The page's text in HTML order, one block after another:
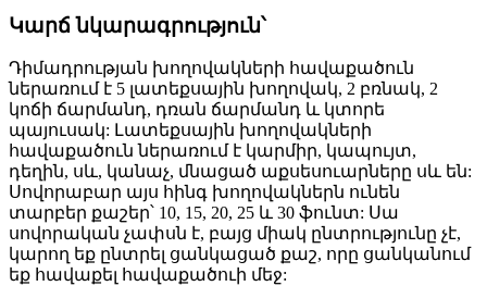
Կարճ նկարագրություն՝
Դիմադրության խողովակների հավաքածուն
ներառում է 5 լատեքսային խողովակ, 2 բռնակ, 2
կոճի ճարմանդ, դռան ճարմանդ և կտորե
պայուսակ: Լատեքսային խողովակների
հավաքածուն ներառում է կարմիր, կապույտ,
դեղին, սև, կանաչ, մնացած աքսեսուարները սև են:
Սովորաբար այս հինգ խողովակներն ունեն
տարբեր քաշեր՝ 10, 15, 20, 25 և 30 ֆունտ: Սա
սովորական չափսն է, բայց միակ ընտրությունը չէ,
կարող եք ընտրել ցանկացած քաշ, որը ցանկանում
եք հավաքել հավաքածուի մեջ: